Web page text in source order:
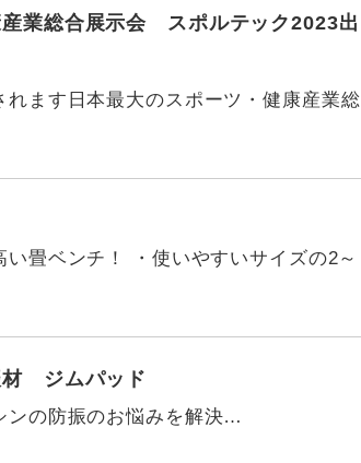
産業総合展示会 スポルテック2023出
ます日本最大のスポーツ・健康産業総
畳ベンチ！ ・使いやすいサイズの2～
材 ジムパッド
ンの防振のお悩みを解決…